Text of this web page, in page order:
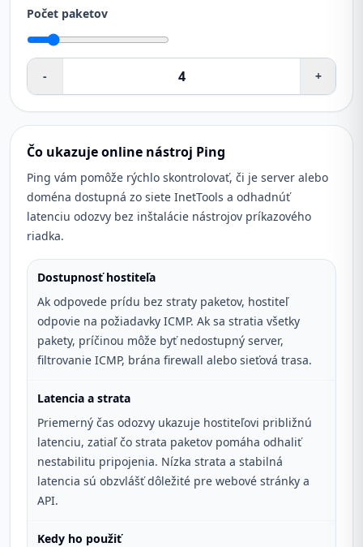
Počet paketov
- +
Čo ukazuje online nástroj Ping
Ping vám pomôže rýchlo skontrolovať, či je server alebo
doména dostupná zo siete InetTools a odhadnúť
latenciu odozvy bez inštalácie nástrojov príkazového
riadka.
Dostupnosť hostiteľa
Ak odpovede prídu bez straty paketov, hostiteľ
odpovie na požiadavky ICMP. Ak sa stratia všetky
pakety, príčinou môže byť nedostupný server,
filtrovanie ICMP, brána firewall alebo sieťová trasa.
Latencia a strata
Priemerný čas odozvy ukazuje hostiteľovi približnú
latenciu, zatiaľ čo strata paketov pomáha odhaliť
nestabilitu pripojenia. Nízka strata a stabilná
latencia sú obzvlášť dôležité pre webové stránky a
API.
Kedy ho použiť